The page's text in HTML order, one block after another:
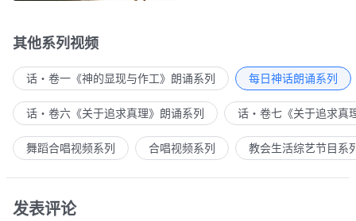
其他系列视频
话・卷一《神的显现与作工》朗诵系列 每日神话朗诵系列
话・卷六《关于追求真理》朗诵系列 话・卷七《关于追求真
舞蹈合唱视频系列 合唱视频系列 教会生活综艺节目系
发表评论